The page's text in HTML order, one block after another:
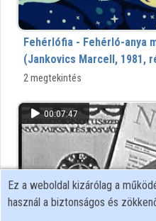
Fehérlófia - Fehérló-anya
(Jankovics Marcell, 1981,
2 megtekintés
00:07:47
Ez a weboldal kizárólag a
használ a biztonságos és